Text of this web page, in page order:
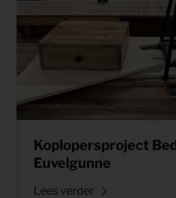
Koplopersproject
Euvelgunne
Lees verder